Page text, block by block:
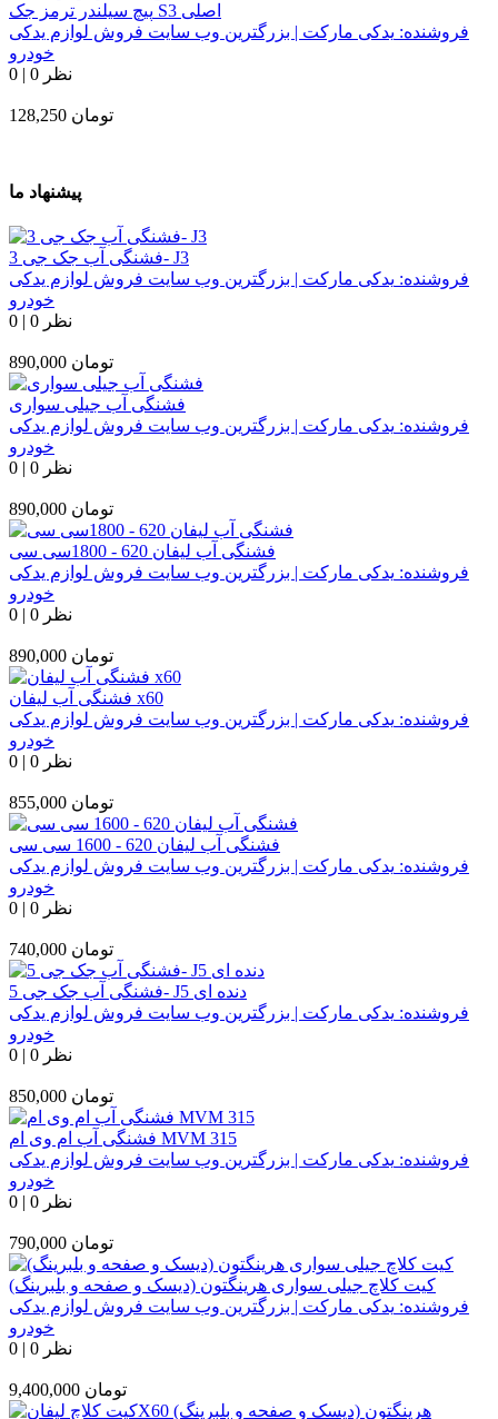
پیچ سیلندر ترمز جک S3 اصلی
فروشنده: یدکی مارکت | بزرگترین وب سایت فروش لوازم یدکی
خودرو
0 | 0 نظر
128,250 تومان
پیشنهاد ما
فشنگی آب جک جی 3- J3
فروشنده: یدکی مارکت | بزرگترین وب سایت فروش لوازم یدکی
خودرو
0 | 0 نظر
890,000 تومان
فشنگی آب جیلی سواری
فروشنده: یدکی مارکت | بزرگترین وب سایت فروش لوازم یدکی
خودرو
0 | 0 نظر
890,000 تومان
فشنگی آب لیفان 620 - 1800سی سی
فروشنده: یدکی مارکت | بزرگترین وب سایت فروش لوازم یدکی
خودرو
0 | 0 نظر
890,000 تومان
فشنگی آب لیفان x60
فروشنده: یدکی مارکت | بزرگترین وب سایت فروش لوازم یدکی
خودرو
0 | 0 نظر
855,000 تومان
فشنگی آب لیفان 620 - 1600 سی سی
فروشنده: یدکی مارکت | بزرگترین وب سایت فروش لوازم یدکی
خودرو
0 | 0 نظر
740,000 تومان
فشنگی آب جک جی 5- J5 دنده ای
فروشنده: یدکی مارکت | بزرگترین وب سایت فروش لوازم یدکی
خودرو
0 | 0 نظر
850,000 تومان
فشنگی آب ام وی ام MVM 315
فروشنده: یدکی مارکت | بزرگترین وب سایت فروش لوازم یدکی
خودرو
0 | 0 نظر
790,000 تومان
کیت کلاچ جیلی سواری هرینگتون (دیسک و صفحه و بلبرینگ)
فروشنده: یدکی مارکت | بزرگترین وب سایت فروش لوازم یدکی
خودرو
0 | 0 نظر
9,400,000 تومان